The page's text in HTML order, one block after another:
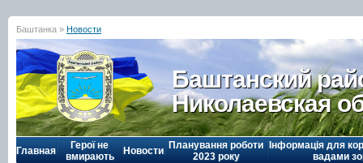
Баштанка » Новости
Баштанский
Николаевская
Главная
Герої не
вмирають
Новости Планування роботи
2023 року
Інформація для
вадами